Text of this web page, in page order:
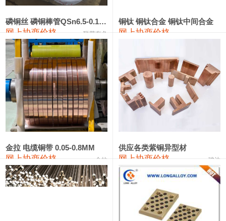
金属硅553#-331# 10,000 0
漆包线 111,610—115,610 113,610
磷铜合金 110,400—117,200 113,800 1,050
无氧铜丝(硬) 109,350—109,650 109,500
R410A专用紫铜管 113,340—113,340
铸造铝合金锭(A380） 26,200—26,400 26,300 100
铝合金ADC12 24,100—24,300 100
24,200
磷铜丝 磷铜棒管QSn6.5-0.1 7-0.2 8-0.3
网上协商价格 联荣有色
铜钛 铜钛合金 铜钛中间合金
网上协商价格
金拉 电缆铜带 0.05-0.8MM
网上协商价格 金拉
供应各类紫铜异型材
网上协商价格 骏达